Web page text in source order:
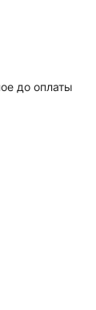
до оплаты